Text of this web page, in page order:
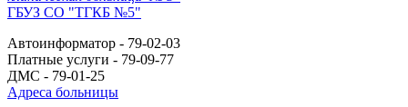
ГБУЗ СО "ТГКБ №5"
Автоинформатор - 79-02-03
Платные услуги - 79-09-77
ДМС - 79-01-25
Адреса больницы